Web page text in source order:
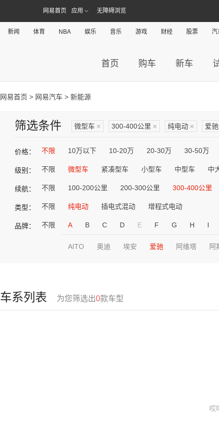
网易首页 应用 无障碍浏览
新闻 体育 NBA 娱乐 音乐 游戏 财经 股票 汽
首页 购车 新车
网易首页 > 网易汽车 > 新能源
筛选条件 微型车 × 300-400公里 × 纯电动 × 爱驰
价格： 不限 10万以下 10-20万 20-30万 30-50万
级别： 不限 微型车 紧凑型车 小型车 中型车 中
续航： 不限 100-200公里 200-300公里 300-400公里
类型： 不限 纯电动 插电式混动 增程式电动
品牌： 不限 A B C D E F G H I
AITO 奥迪 埃安 爱驰 阿维塔 阿
车系列表 为您筛选出0款车型
哎